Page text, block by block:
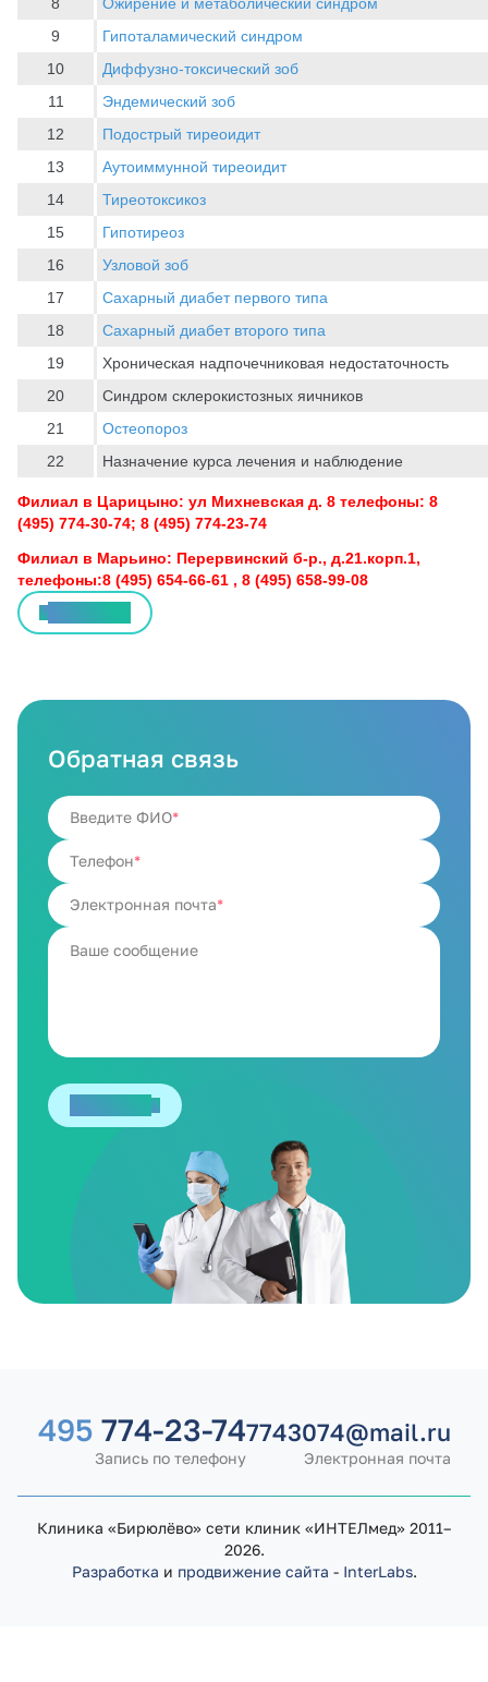
9
Гипоталамический синдром
10
Диффузно-токсический зоб
11
Эндемический зоб
12
Подострый тиреоидит
13
Аутоиммунной тиреоидит
14
Тиреотоксикоз
15
Гипотиреоз
16
Узловой зоб
17
Сахарный диабет первого типа
18
Сахарный диабет второго типа
19
Хроническая надпочечниковая недостаточность
20
Синдром склерокистозных яичников
21
Остеопороз
22
Назначение курса лечения и наблюдение
Филиал в Царицыно: ул Михневская д. 8 телефоны: 8
(495) 774-30-74; 8 (495) 774-23-74
Филиал в Марьино: Перервинский б-р., д.21.корп.1,
телефоны:8 (495) 654-66-61 , 8 (495) 658-99-08
Обратная связь
Введите ФИО
Телефон
Электронная почта
495 774-23-74
Запись по телефону
7743074@mail.ru
Электронная почта
Клиника «Бирюлёво» сети клиник «ИНТЕЛмед» 2011–
2026.
Разработка и продвижение сайта - InterLabs.